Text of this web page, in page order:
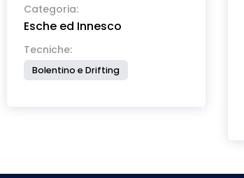
Categoria:
Esche ed Innesco
Tecniche:
Bolentino e Drifting